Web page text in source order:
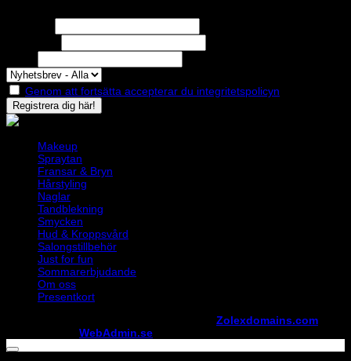
Genom att fortsätta accepterar du integritetspolicyn
Makeup
Spraytan
Fransar & Bryn
Hårstyling
Naglar
Tandblekning
Smycken
Hud & Kroppsvård
Salongstillbehör
Just for fun
Sommarerbjudande
Om oss
Presentkort
Zolexdomains.com
WebAdmin.se